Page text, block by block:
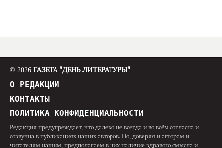
© 2026 ГАЗЕТА "ДЕНЬ ЛИТЕРАТУРЫ"
О РЕДАКЦИИ
КОНТАКТЫ
ПОЛИТИКА КОНФИДЕНЦИАЛЬНОСТИ
Редакция предупреждает, что далеко не всегда и во всём согласна и
созвучна в публикациях наших авторов. Но, доверяя и авторам и
читателям нашим, предполагаем в них наличие здравого смысла и